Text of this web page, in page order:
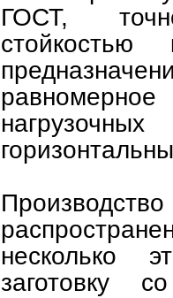
ГОСТ,
несколько
заготовку